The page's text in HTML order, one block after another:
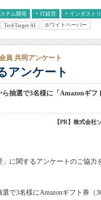
テム開発 IT経営 インダスト
TechTarget.AI ホワイトペーパー
アンケート
員 共同アンケート
抽選で3名様に「Amazonギフ
【PR】株式会社
に関するアンケートのご協力
で3名様にAmazonギフト券（